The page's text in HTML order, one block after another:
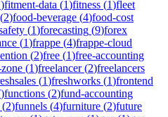
)fitment-data (1)fitness (1)fleet
(2)food-beverage (4)food-cost
(1)forecasting (9)forex
(1)frappe (4)frappe-cloud
(2)free (1)free-accounting
(1)freelancer(2)freelancers
(1)freshworks (1)frontend
)functions (2)fund-accounting
(2)funnels (4)furniture (2)future